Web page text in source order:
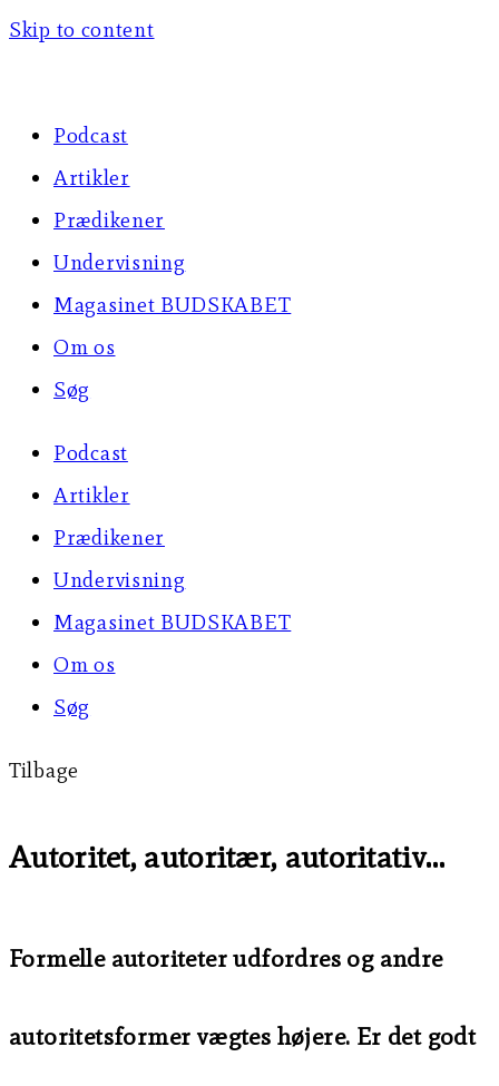
Skip to content
Podcast
Artikler
Prædikener
Undervisning
Magasinet BUDSKABET
Om os
Søg
Podcast
Artikler
Prædikener
Undervisning
Magasinet BUDSKABET
Om os
Søg
Tilbage
Autoritet, autoritær, autoritativ…
Formelle autoriteter udfordres og andre
autoritetsformer vægtes højere. Er det godt